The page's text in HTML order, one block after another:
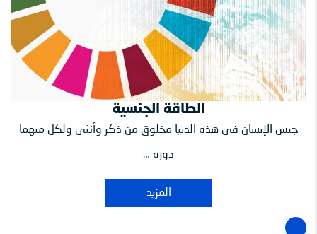
الطاقة الجنسية
جنس الإنسان في هذه الدنيا مخلوق من ذكر وأنثى ولكل منهما
دوره …
المزيد